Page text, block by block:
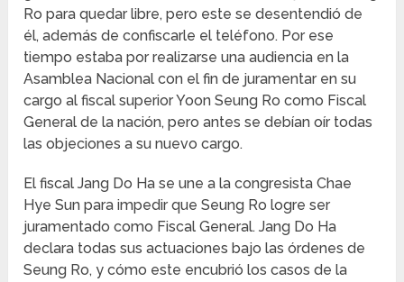
Ro para quedar libre, pero este se desentendió de
él, además de confiscarle el teléfono. Por ese
tiempo estaba por realizarse una audiencia en la
Asamblea Nacional con el fin de juramentar en su
cargo al fiscal superior Yoon Seung Ro como Fiscal
General de la nación, pero antes se debían oír todas
las objeciones a su nuevo cargo.
El fiscal Jang Do Ha se une a la congresista Chae
Hye Sun para impedir que Seung Ro logre ser
juramentado como Fiscal General. Jang Do Ha
declara todas sus actuaciones bajo las órdenes de
Seung Ro, y cómo este encubrió los casos de la